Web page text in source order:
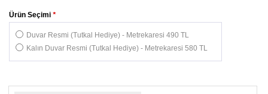
*
Ürün Seçimi
Duvar Resmi (Tutkal Hediye) - Metrekaresi 490 TL
Kalın Duvar Resmi (Tutkal Hediye) - Metrekaresi 580 TL